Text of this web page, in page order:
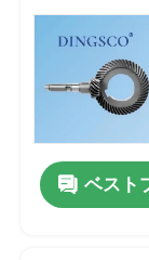
ベスト